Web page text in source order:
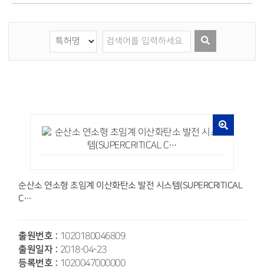
순산소 연소형 초임계 이산화탄소 발전 시스템(SUPERCRITICAL
C…
출원번호 : 1020180046809
출원일자 : 2018-04-23
등록번호 : 1020047000000